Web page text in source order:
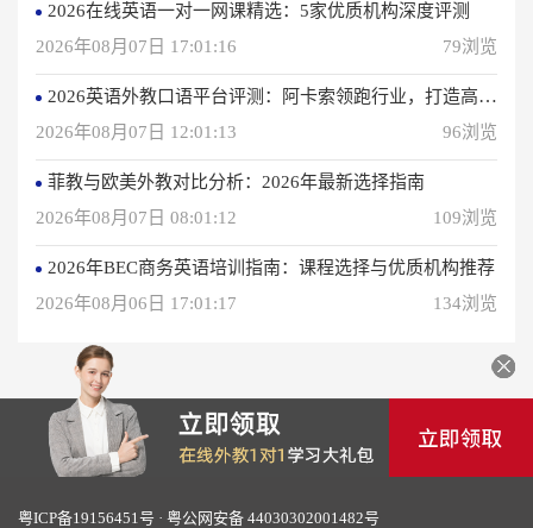
2026在线英语一对一网课精选：5家优质机构深度评测
2026年08月07日 17:01:16
79浏览
2026英语外教口语平台评测：阿卡索领跑行业，打造高效学习体验
2026年08月07日 12:01:13
96浏览
菲教与欧美外教对比分析：2026年最新选择指南
2026年08月07日 08:01:12
109浏览
2026年BEC商务英语培训指南：课程选择与优质机构推荐
2026年08月06日 17:01:17
134浏览
粤ICP备19156451号 · 粤公网安备 44030302001482号